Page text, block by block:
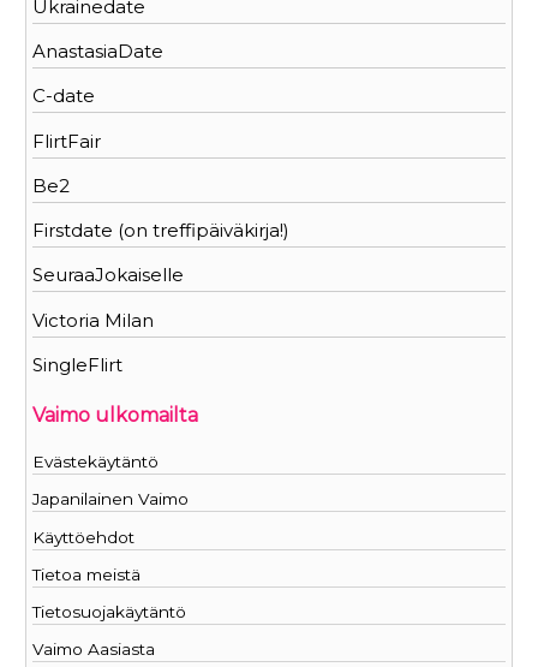
Ukrainedate
AnastasiaDate
C-date
FlirtFair
Be2
Firstdate (on treffipäiväkirja!)
SeuraaJokaiselle
Victoria Milan
SingleFlirt
Vaimo ulkomailta
Evästekäytäntö
Japanilainen Vaimo
Käyttöehdot
Tietoa meistä
Tietosuojakäytäntö
Vaimo Aasiasta